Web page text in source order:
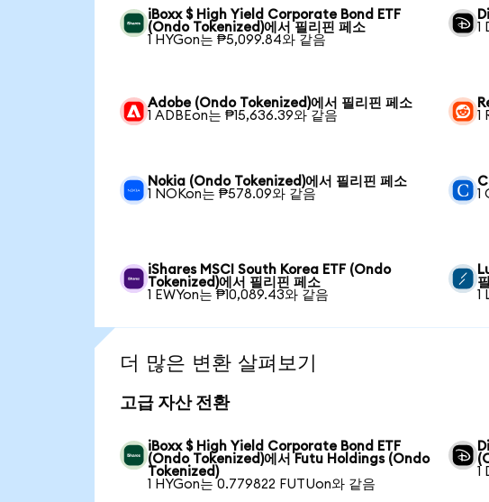
iBoxx $ High Yield Corporate Bond ETF
(Ondo Tokenized)에서 필리핀 페소
1 HYGon는 ₱5,099.84와 같음
1
Adobe (Ondo Tokenized)에서 필리핀 페소
1 ADBEon는 ₱15,636.39와 같음
1
Nokia (Ondo Tokenized)에서 필리핀 페소
1 NOKon는 ₱578.09와 같음
1
iShares MSCI South Korea ETF (Ondo
Tokenized)에서 필리핀 페소
1 EWYon는 ₱10,089.43와 같음
1
더 많은 변환 살펴보기
고급 자산 전환
iBoxx $ High Yield Corporate Bond ETF
(Ondo Tokenized)에서 Futu Holdings (Ondo
Tokenized)
1 HYGon는 0.779822 FUTUon와 같음
1